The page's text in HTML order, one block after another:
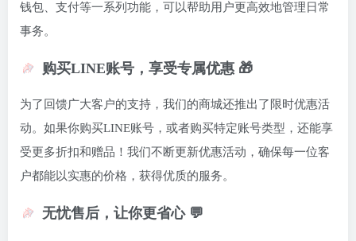
钱包、支付等一系列功能，可以帮助用户更高效地管理日常
事务。
购买LINE账号，享受专属优惠 🎁
为了回馈广大客户的支持，我们的商城还推出了限时优惠活
动。如果你购买LINE账号，或者购买特定账号类型，还能享
受更多折扣和赠品！我们不断更新优惠活动，确保每一位客
户都能以实惠的价格，获得优质的服务。
无忧售后，让你更省心 💬